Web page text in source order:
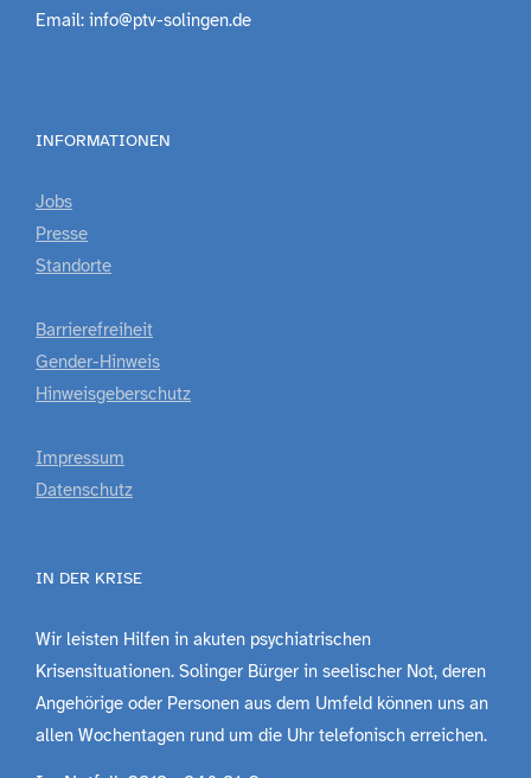
Email: info@ptv-solingen.de
INFORMATIONEN
Jobs
Presse
Standorte
Barrierefreiheit
Gender-Hinweis
Hinweisgeberschutz
Impressum
Datenschutz
IN DER KRISE
Wir leisten Hilfen in akuten psychiatrischen
Krisensituationen. Solinger Bürger in seelischer Not, deren
Angehörige oder Personen aus dem Umfeld können uns an
allen Wochentagen rund um die Uhr telefonisch erreichen.